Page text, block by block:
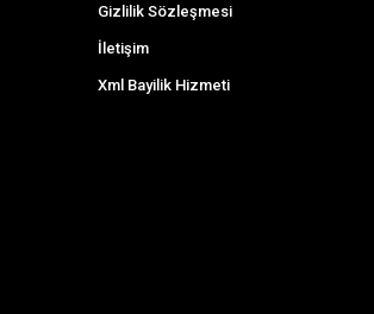
Gizlilik Sözleşmesi
İletişim
Xml Bayilik Hizmeti